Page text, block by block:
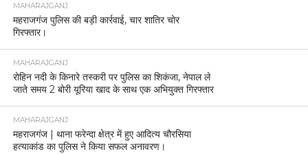
MAHARAJGANJ
महराजगंज पुलिस की बड़ी कार्रवाई, चार शातिर चोर
गिरफ्तार।
MAHARAJGANJ
रोहिन नदी के किनारे तस्करी पर पुलिस का शिकंजा, नेपाल ले
जाते समय 2 बोरी यूरिया खाद के साथ एक अभियुक्त गिरफ्तार
MAHARAJGANJ
महराजगंज | थाना फरेन्दा क्षेत्र में हुए आदित्य चौरसिया
हत्याकांड का पुलिस ने किया सफल अनावरण।